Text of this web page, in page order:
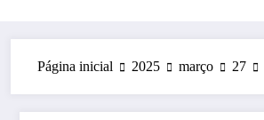
Página inicial 2025 março 27